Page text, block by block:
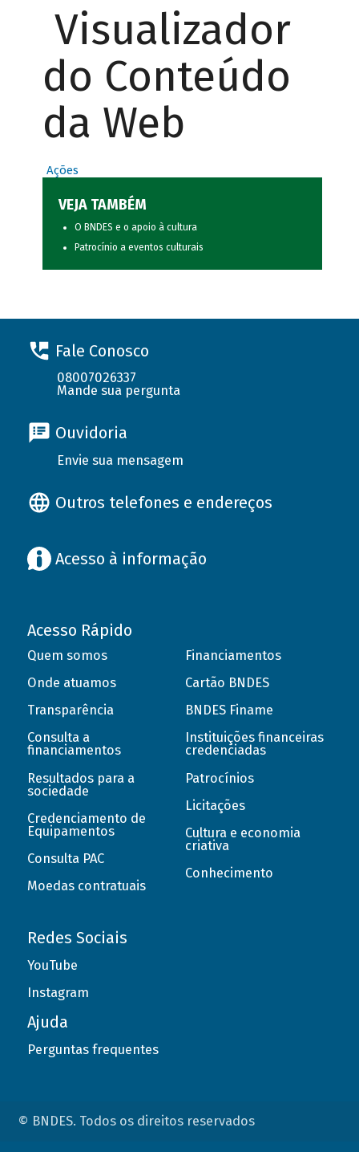
Visualizador
do Conteúdo
da Web
Ações
VEJA TAMBÉM
O BNDES e o apoio à cultura
Patrocínio a eventos culturais
Fale Conosco
08007026337
Mande sua pergunta
Ouvidoria
Envie sua mensagem
Outros telefones e endereços
Acesso à informação
Acesso Rápido
Quem somos
Onde atuamos
Transparência
Consulta a
financiamentos
Resultados para a
sociedade
Credenciamento de
Equipamentos
Consulta PAC
Moedas contratuais
Financiamentos
Cartão BNDES
BNDES Finame
Instituições financeiras
credenciadas
Patrocínios
Licitações
Cultura e economia
criativa
Conhecimento
Redes Sociais
YouTube
Instagram
Ajuda
Perguntas frequentes
© BNDES. Todos os direitos reservados